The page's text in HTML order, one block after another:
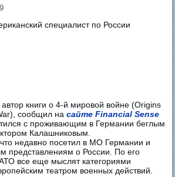
специалист по России
книги о 4-й мировой войне (Origins
сообщил насайте Financial Sense
с проживающим в Германии беглым
Калашниковым.
недавно посетил в МО Германии и
представлениям о России. По его
все еще мыслят категориями
театром военных действий.